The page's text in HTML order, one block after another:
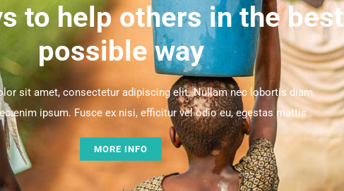
to help others in the best
possible way
sit amet, consectetur adipiscing elit. Nullam nec lobortis diam.
enim ipsum. Fusce ex nisi, efficitur vel odio eu, egestas mattis .
MORE INFO